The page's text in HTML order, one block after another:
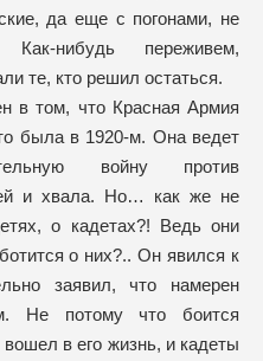
да еще с погонами, не
нибудь переживем,
те, кто решил остаться.
в том, что Красная Армия
была в 1920-м. Она ведет
войну против
ей и хвала. Но… как же не
о кадетах?! Ведь они
о них?.. Он явился к
заявил, что намерен
Не потому что боится
в его жизнь, и кадеты